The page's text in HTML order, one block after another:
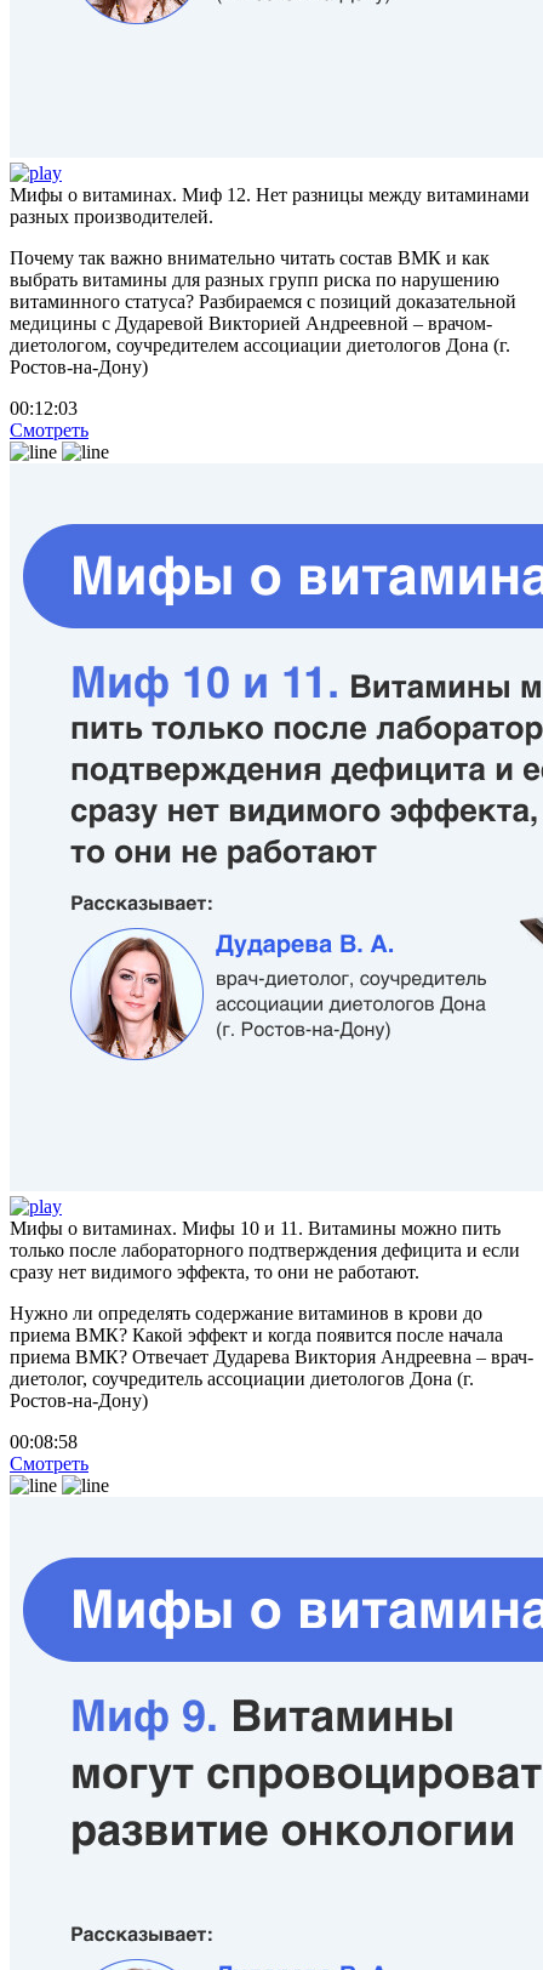
Мифы о витаминах. Миф 12. Нет разницы между витаминами
разных производителей.
Почему так важно внимательно читать состав ВМК и как
выбрать витамины для разных групп риска по нарушению
витаминного статуса? Разбираемся с позиций доказательной
медицины с Дударевой Викторией Андреевной – врачом-
диетологом, соучредителем ассоциации диетологов Дона (г.
Ростов-на-Дону)
00:12:03
Смотреть
Мифы о витаминах. Мифы 10 и 11. Витамины можно пить
только после лабораторного подтверждения дефицита и если
сразу нет видимого эффекта, то они не работают.
Нужно ли определять содержание витаминов в крови до
приема ВМК? Какой эффект и когда появится после начала
приема ВМК? Отвечает Дударева Виктория Андреевна – врач-
диетолог, соучредитель ассоциации диетологов Дона (г.
Ростов-на-Дону)
00:08:58
Смотреть